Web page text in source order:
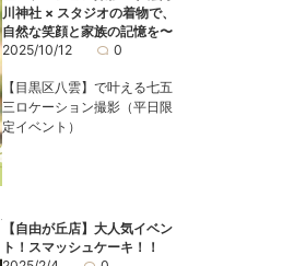
川神社 × スタジオの着物で、
自然な笑顔と家族の記憶を〜
2025/10/12
0
【目黒区八雲】で叶える七五
三ロケーション撮影（平日限
定イベント）
【自由が丘店】大人気イベン
ト！スマッシュケーキ！！